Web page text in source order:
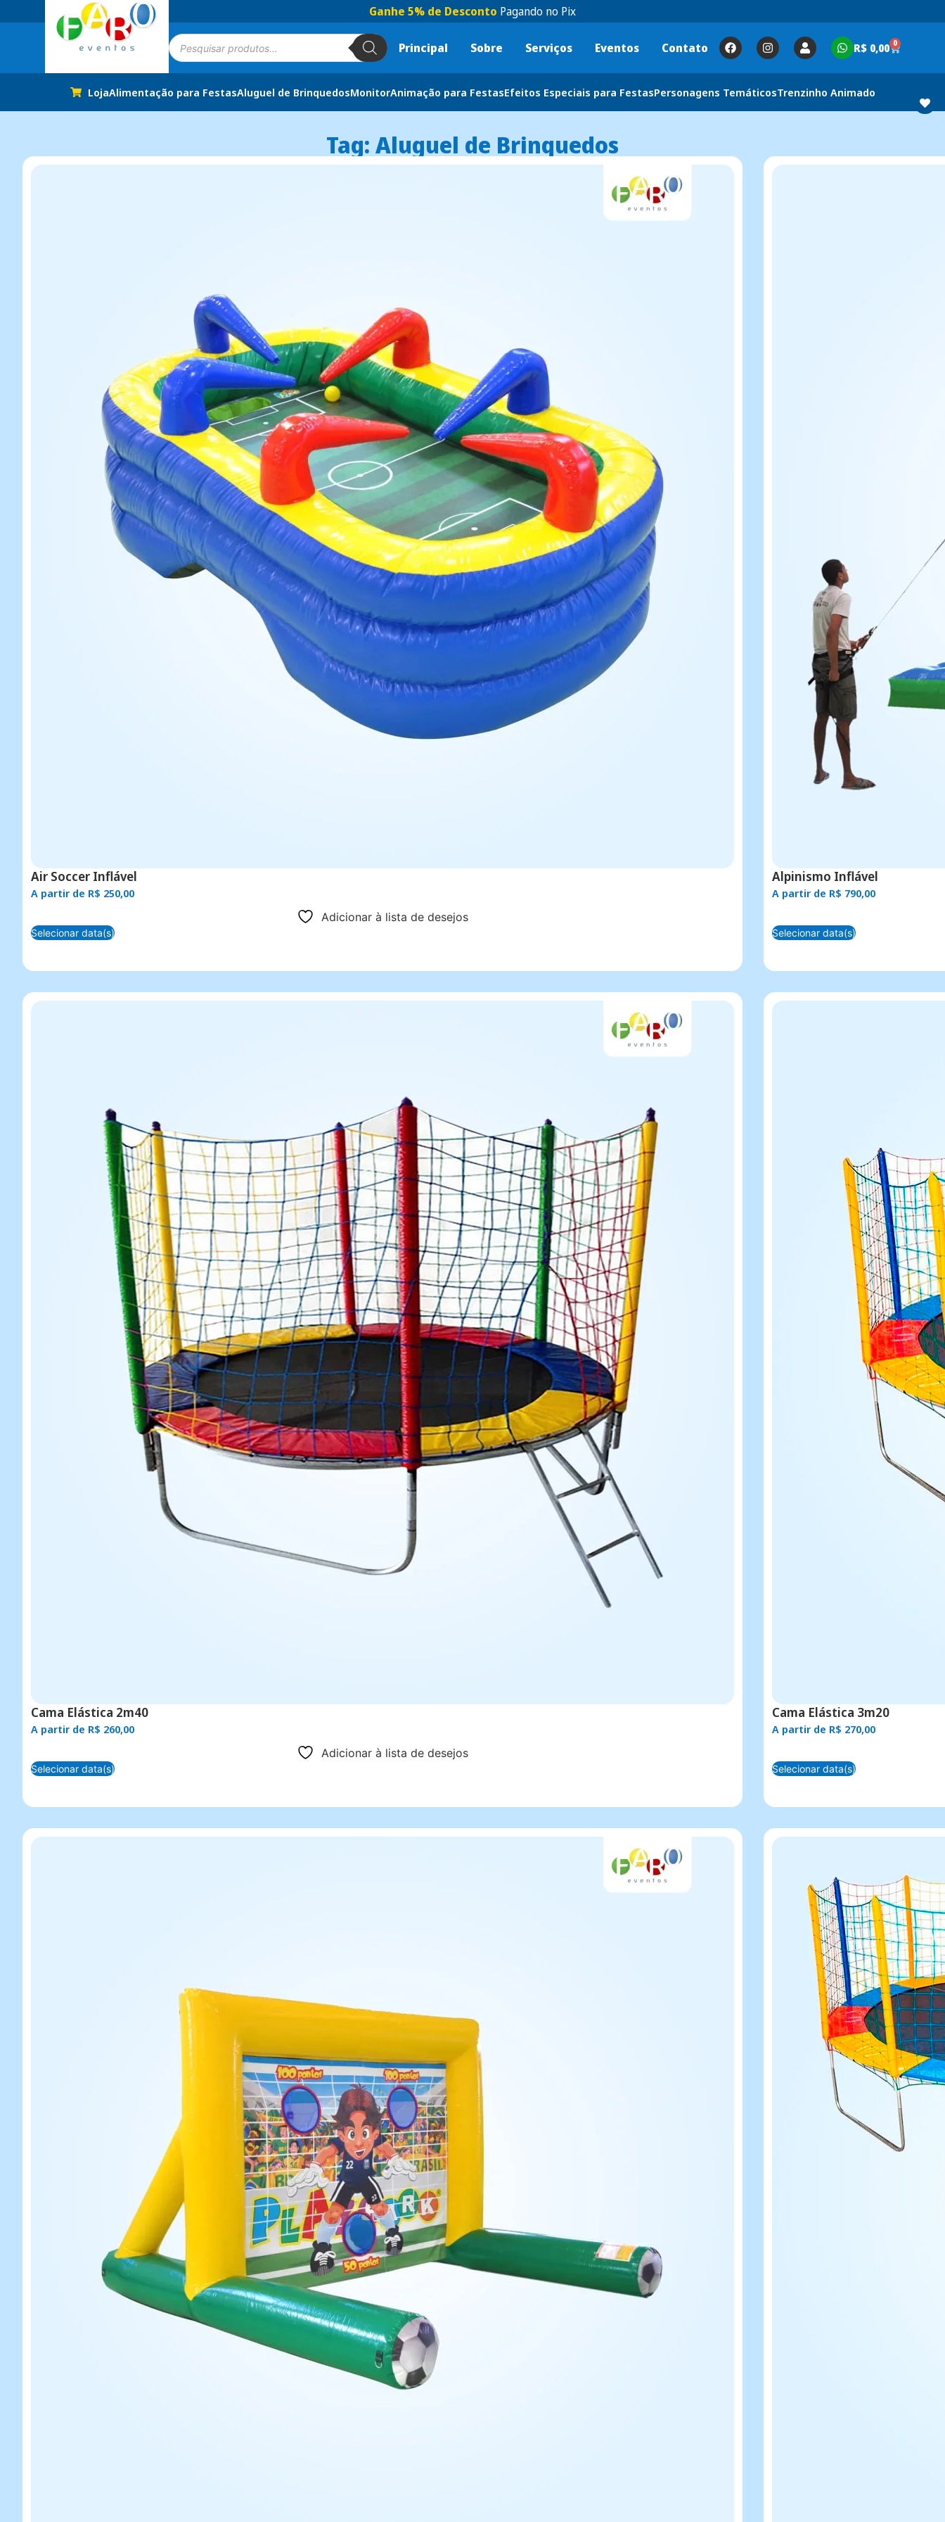
Ganhe 5% de Desconto Pagando no Pix
Principal Sobre Serviços Eventos Contato R$ 0,00 0
LojaAlimentação para FestasAluguel de BrinquedosMonitorAnimação para FestasEfeitos Especiais para FestasPersonagens TemáticosTrenzinho Animado
Tag: Aluguel de Brinquedos
Air Soccer Inflável
A partir de R$ 250,00
Adicionar à lista de desejos
Selecionar data(s)
Alpinismo Inflável
A partir de R$ 790,00
Selecionar data(s)
Cama Elástica 2m40
A partir de R$ 260,00
Adicionar à lista de desejos
Selecionar data(s)
Cama Elástica 3m20
A partir de R$ 270,00
Selecionar data(s)